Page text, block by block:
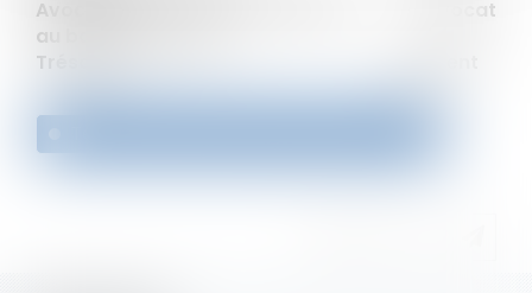
Avocat au barreau de Bordeaux Avocat
au barreau de Paris
Trésorier Président